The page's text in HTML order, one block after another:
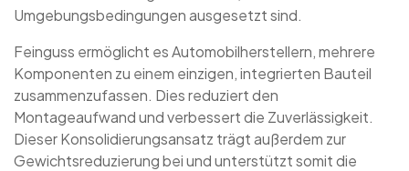
Umgebungsbedingungen ausgesetzt sind.
Feinguss ermöglicht es Automobilherstellern, mehrere
Komponenten zu einem einzigen, integrierten Bauteil
zusammenzufassen. Dies reduziert den
Montageaufwand und verbessert die Zuverlässigkeit.
Dieser Konsolidierungsansatz trägt außerdem zur
Gewichtsreduzierung bei und unterstützt somit die